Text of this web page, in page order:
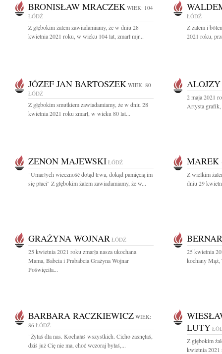
BRONISŁAW MRACZEK WIEK: 104
ŁÓDŹ
Z głębokim żalem zawiadamiamy, że w dniu 28
kwietnia 2021 roku, w wieku 104 lat, zmarł mjr...
ŁÓDŹ
Z żalem i
2021 roku,
JÓZEF JAN BARTOSZEK WIEK: 80
ŁÓDŹ
Z głębokim smutkiem zawiadamiamy, że w dniu 28
kwietnia 2021 roku zmarł, w wieku 80 lat...
2 maja 2021
Artysta grafik,
ZENON MAJEWSKI ŁÓDŹ
"Umarłych wieczność dotąd trwa, dokąd pamięcią im
się płaci" Z głębokim żalem zawiadamiamy, że w...
MAREK
Z wielkim
dniu 29
GRAŻYNA WOJNAR ŁÓDŹ
25 kwietnia 2021 roku zmarła nasza ukochana
Mama, Babcia i Prababcia Grażyna Wojnar
Poświęciła...
25 kwietnia
kochany Mąż,
BARBARA RACZKIEWICZ WIEK:
86 ŁÓDŹ
"Żyłaś dla nas. Kochałaś wszystkich. Cicho zasnęłaś,
dziś już Cię nie ma, choć wczoraj byłaś,...
LUTY
Z głębokim
kwietnia 2021